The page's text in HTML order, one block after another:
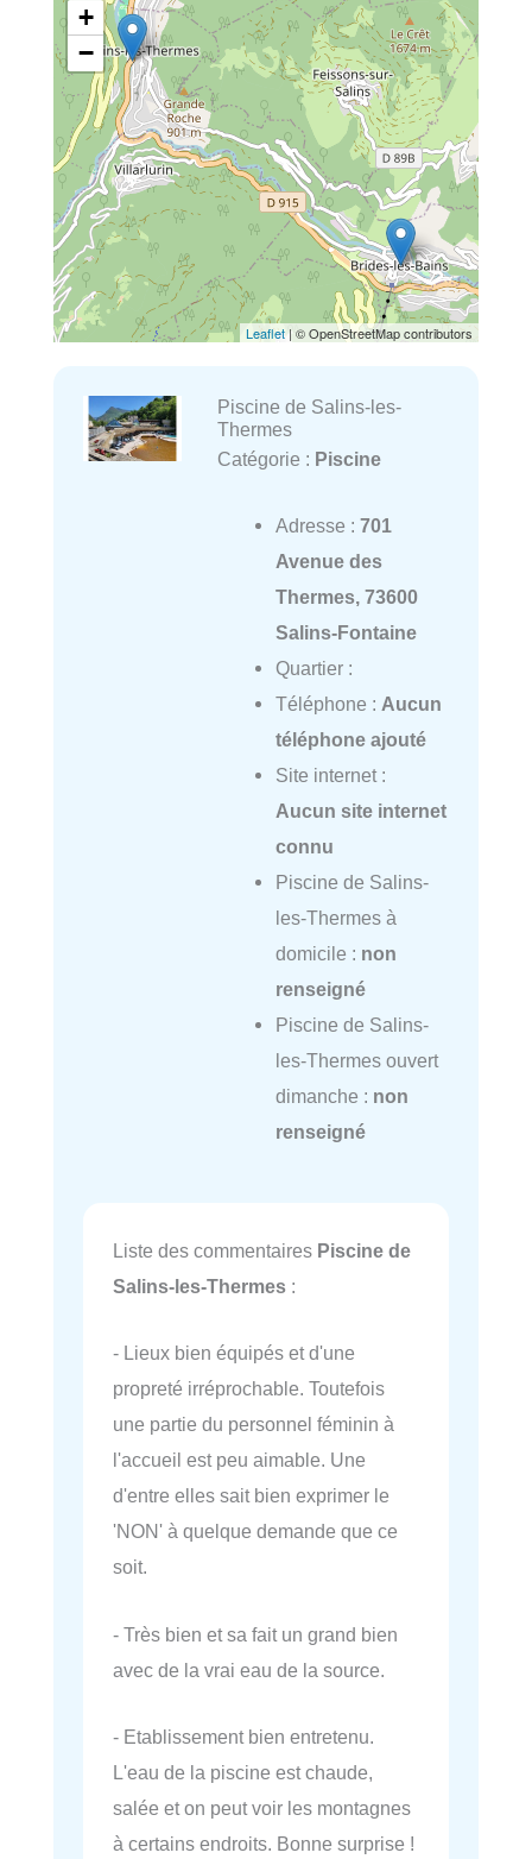
+
−
Leaflet| © OpenStreetMap contributors
Piscine de Salins-les-
Thermes
Catégorie : Piscine
Adresse : 701
Avenue des
Thermes, 73600
Salins-Fontaine
Quartier :
Téléphone : Aucun
téléphone ajouté
Site internet :
Aucun site internet
connu
Piscine de Salins-
les-Thermes à
domicile : non
renseigné
Piscine de Salins-
les-Thermes ouvert
dimanche : non
renseigné
Liste des commentaires Piscine de
Salins-les-Thermes :
- Lieux bien équipés et d'une
propreté irréprochable. Toutefois
une partie du personnel féminin à
l'accueil est peu aimable. Une
d'entre elles sait bien exprimer le
'NON' à quelque demande que ce
soit.
- Très bien et sa fait un grand bien
avec de la vrai eau de la source.
- Etablissement bien entretenu.
L'eau de la piscine est chaude,
salée et on peut voir les montagnes
à certains endroits. Bonne surprise !